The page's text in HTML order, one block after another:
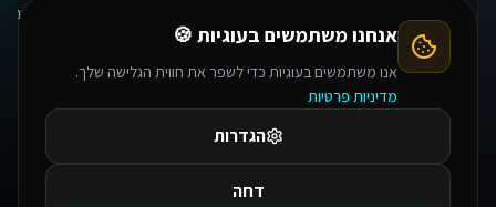
וכיפי,
הגדרות
דחה
אישור הכל